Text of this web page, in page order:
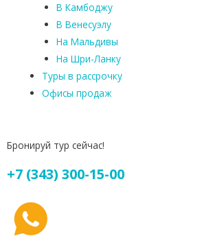
В Камбоджу
В Венесуэлу
На Мальдивы
На Шри-Ланку
Туры в рассрочку
Офисы продаж
Бронируй тур сейчас!
+7 (343) 300-15-00